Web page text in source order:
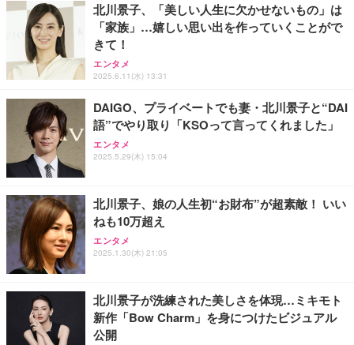
霧島酒造 チューパック黒霧島 25度 [ 焼酎 宮崎県 18
00ml×2本 ]
￥4,080
アサヒ スーパードライ [缶] 135ml x 24本 [ケース販
売] [アサヒ 国産 ビール 缶 ALC 5%] LT-1226
天羽の梅 1800ml （ハイボールの元 焼酎用）[天羽飲
料製造 東京都]
父の日ギフト 松阪牛 グルメ ハンバーグ【父の日短
冊 ブルー花束カード】父の日 食べ物 肉 父 お父さん
お取り寄せグルメ おつまみ ハンバーグギフト 冷凍
松良 お取り寄せ 絶品
お中元 ギフト 【TV紹介されました♪】 純系 名古屋
コーチン 燻製 4種 セット おつまみ お取り寄せグル
メ 100％国産 高級 地鶏 お肉 ハム ソーセージ 冷凍
Butz Delicatessen おつまみアソートセット 【誕生
日用（バースデーカード付き）】 おつまみセット 6
品 食べ比べ ご自宅用 お中元 合鴨 牛タン ロースト
北川景子、「美しい人生に欠かせないもの」は
「家族」…嬉しい思い出を作っていくことがで
きて！
エンタメ
2025.6.11(水) 13:31
DAIGO、プライベートでも妻・北川景子と“DAI
語”でやり取り「KSOって言ってくれました」
エンタメ
2025.5.29(木) 15:04
北川景子、娘の人生初“お財布”が超素敵！ いい
ねも10万超え
エンタメ
2025.1.30(木) 21:05
北川景子が洗練された美しさを体現…ミキモト
新作「Bow Charm」を身につけたビジュアル
公開